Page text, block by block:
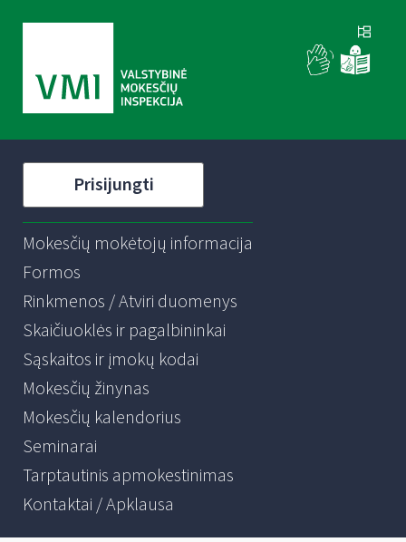
Prisijungti
Mokesčių mokėtojų informacija
Formos
Rinkmenos / Atviri duomenys
Skaičiuoklės ir pagalbininkai
Sąskaitos ir įmokų kodai
Mokesčių žinynas
Mokesčių kalendorius
Seminarai
Tarptautinis apmokestinimas
Kontaktai / Apklausa